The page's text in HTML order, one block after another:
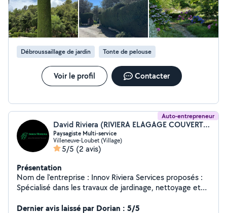
Débroussaillage de jardin Tonte de pelouse
Voir le profil Contacter
Auto-entrepreneur
David Riviera (RIVIERA ELAGAGE COUVERTURE)
Paysagiste Multi-service
Villeneuve-Loubet (Village)
5/5 (2 avis)
Présentation
Nom de l'entreprise : Innov Riviera Services proposés :
Spécialisé dans les travaux de jardinage, nettoyage et
savoir-faire professionnel pour répondre à vos besoins.
Dernier avis laissé par Dorian : 5/5